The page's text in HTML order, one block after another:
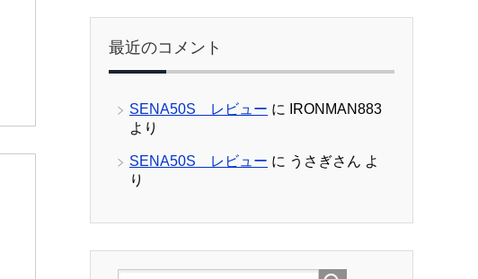
最近のコメント
SENA50S レビュー に
IRONMAN883
より
SENA50S レビュー に うさぎさん よ
り